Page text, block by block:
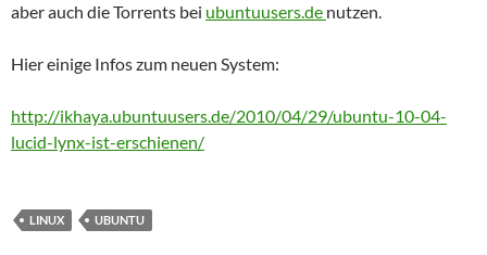
aber auch die Torrents bei ubuntuusers.de nutzen.
Hier einige Infos zum neuen System:
http://ikhaya.ubuntuusers.de/2010/04/29/ubuntu-10-04-
lucid-lynx-ist-erschienen/
LINUX UBUNTU